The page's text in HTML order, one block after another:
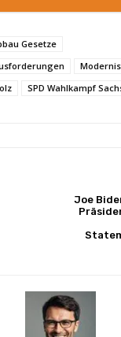
Gesetze
SPD Wahlkampf
Joe